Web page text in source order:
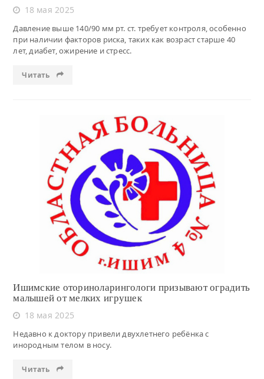
18 мая 2025
Давление выше 140/90 мм рт. ст. требует контроля, особенно
при наличии факторов риска, таких как возраст старше 40
лет, диабет, ожирение и стресс.
Читать
Читать
Ишимские оториноларингологи призывают оградить
малышей от мелких игрушек
18 мая 2025
Недавно к доктору привели двухлетнего ребёнка с
инородным телом в носу.
Читать